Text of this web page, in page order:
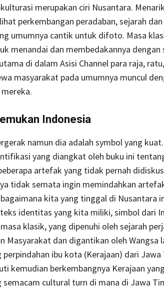
merupakan ciri Nusantara.
perkembangan peradaban, sejarah
umumnya cantik untuk difoto. Masa
menandai dan membedakannya dengan
di dalam Asisi Channel para raja,
masyarakat pada umumnya muncul
Indonesia
namun dia adalah symbol yang
yang diangkat oleh buku ini
artefak yang tidak pernah
tidak semata ingin memindahkan
kita yang tinggal di Nusantara
identitas yang kita miliki, simbol dari
klasik, yang dipenuhi oleh sejarah
Masyarakat dan digantikan oleh Wangsa
ibu kota (Kerajaan) dari Jawa
kemudian berkembangnya Kerajaan
cultural turn di mana di Jawa